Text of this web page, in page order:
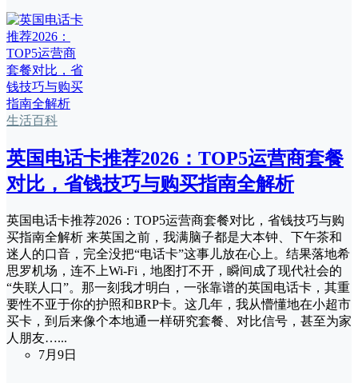
生活百科
英国电话卡推荐2026：TOP5运营商套餐
对比，省钱技巧与购买指南全解析
英国电话卡推荐2026：TOP5运营商套餐对比，省钱技巧与购
买指南全解析 来英国之前，我满脑子都是大本钟、下午茶和
迷人的口音，完全没把“电话卡”这事儿放在心上。结果落地希
思罗机场，连不上Wi-Fi，地图打不开，瞬间成了现代社会的
“失联人口”。那一刻我才明白，一张靠谱的英国电话卡，其重
要性不亚于你的护照和BRP卡。这几年，我从懵懂地在小超市
买卡，到后来像个本地通一样研究套餐、对比信号，甚至为家
人朋友…...
7月9日